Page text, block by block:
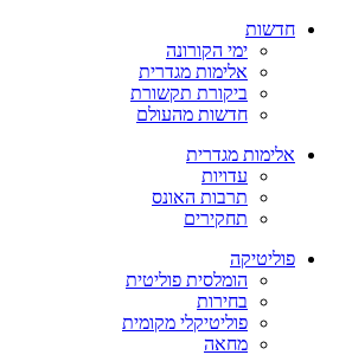
חדשות
ימי הקורונה
אלימות מגדרית
ביקורת תקשורת
חדשות מהעולם
אלימות מגדרית
עדויות
תרבות האונס
תחקירים
פוליטיקה
הומלסית פוליטית
בחירות
פוליטיקלי מקומית
מחאה